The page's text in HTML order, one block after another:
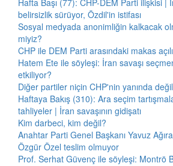
Hafta Başı (77): CHP-DEM Parti ilişkisi |
belirsizlik sürüyor, Özdil'in istifası
Sosyal medyada anonimliğin kalkacak
miyiz?
CHP ile DEM Parti arasındaki makas
Hatem Ete ile söyleşi: İran savaşı
etkiliyor?
Diğer partiler niçin CHP'nin yanında
Haftaya Bakış (310): Ara seçim
tahliyeler | İran savaşının gidişatı
Kim darbeci, kim değil?
Anahtar Parti Genel Başkanı Yavuz
Özgür Özel teslim olmuyor
Prof. Serhat Güvenç ile söyleşi: Montrö